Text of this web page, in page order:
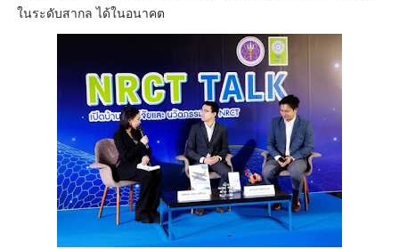
ในระดับสากล ได้ในอนาคต